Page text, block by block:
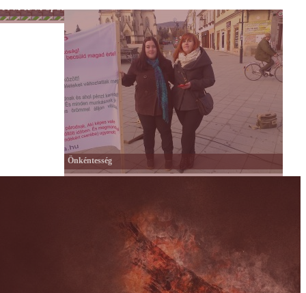
Férfiszellem
Mai
család
HobbiMunka
Sport
-
Mozgás
Színes
nagyvilág
Önkéntesség